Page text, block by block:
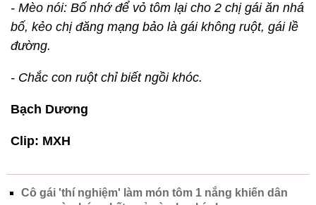
- Mèo nói: Bố nhớ để vỏ tôm lại cho 2 chị gái ăn nhá
bố, kẻo chị đăng mạng bảo là gái không ruột, gái lề
đường.
- Chắc con ruột chỉ biết ngồi khóc.
Bạch Dương
Clip: MXH
Cô gái 'thí nghiệm' làm món tôm 1 nắng khiến dân